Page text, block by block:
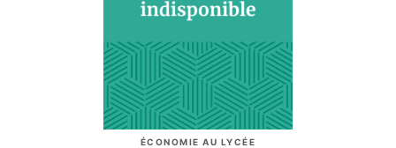
ÉCONOMIE AU LYCÉE